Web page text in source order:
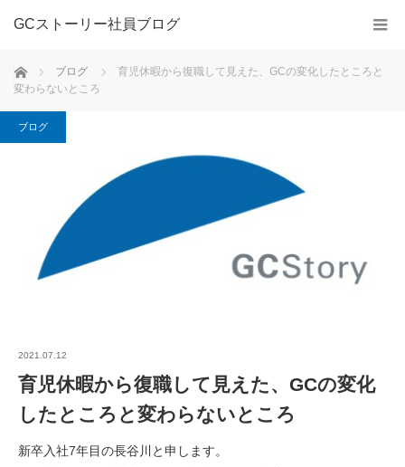
GCストーリー社員ブログ
ホーム ブログ
育児休暇から復職して見えた、GCの変化したところと
変わらないところ
ブログ
2021.07.12
育児休暇から復職して見えた、GCの変化
したところと変わらないところ
新卒入社7年目の長谷川と申します。